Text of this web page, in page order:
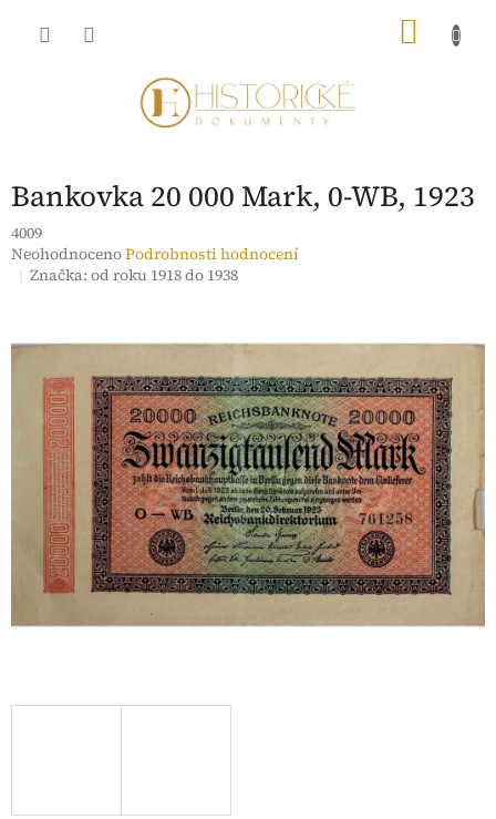
Bankovka 20 000 Mark, 0-WB, 1923
4009
Průměrné
hodnocení
hvězdiček.
NeohodnocenoPodrobnosti hodnocení
Značka:od roku 1918 do 1938